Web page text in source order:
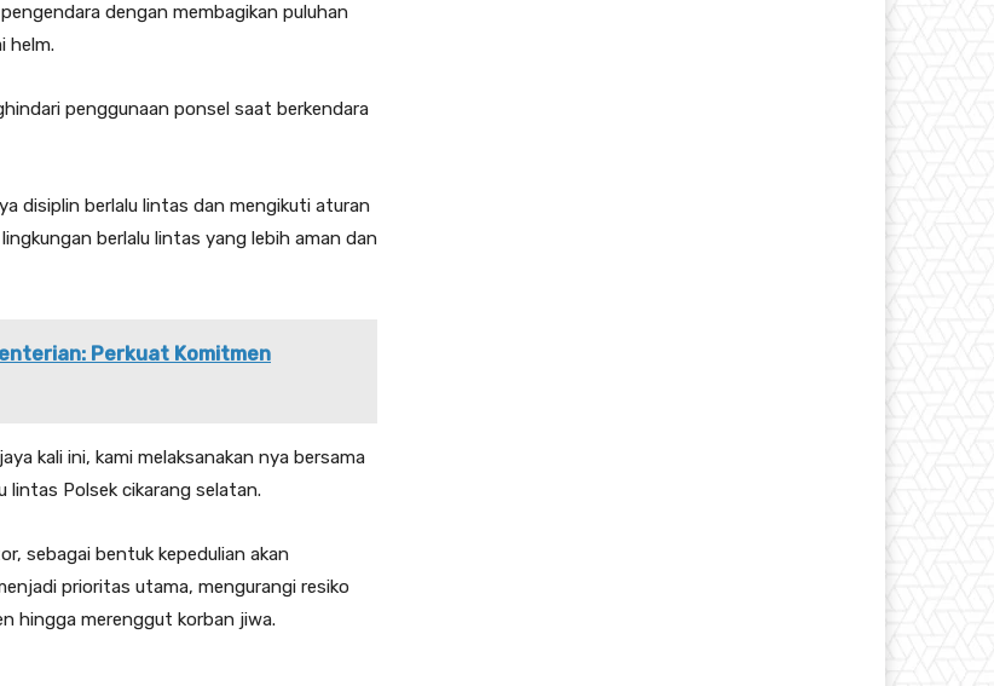
dengan membagikan puluhan
helm.
penggunaan ponsel saat berkendara
disiplin berlalu lintas dan mengikuti aturan
berlalu lintas yang lebih aman dan
Perkuat Komitmen
kali ini, kami melaksanakan nya bersama
lintas Polsek cikarang selatan.
sebagai bentuk kepedulian akan
prioritas utama, mengurangi resiko
hingga merenggut korban jiwa.